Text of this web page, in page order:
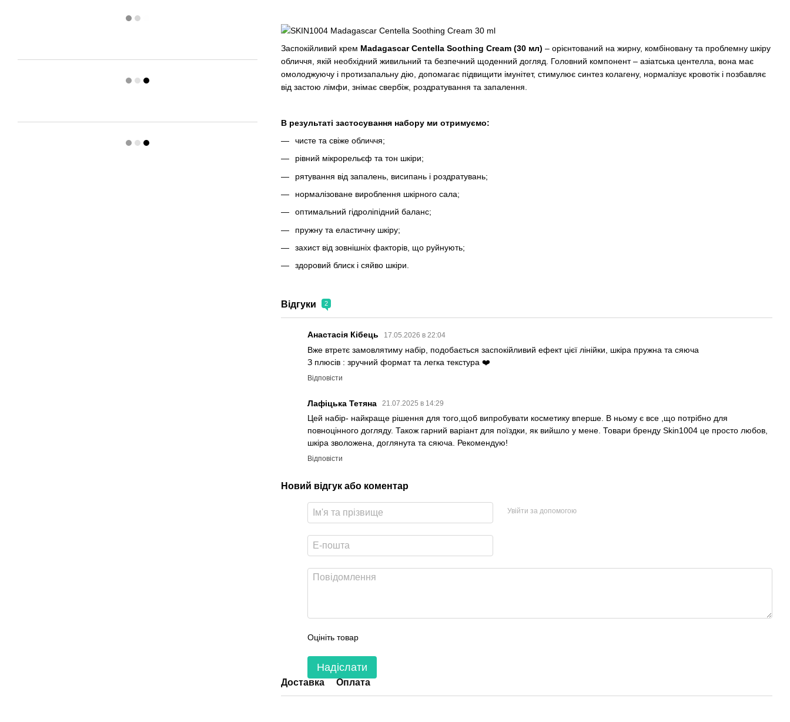
Заспокійливий крем Madagascar Centella Soothing Cream (30 мл) – орієнтований на жирну, комбіновану та проблемну шкіру
обличчя, якій необхідний живильний та безпечний щоденний догляд. Головний компонент – азіатська центелла, вона має
омолоджуючу і протизапальну дію, допомагає підвищити імунітет, стимулює синтез колагену, нормалізує кровотік і позбавляє
від застою лімфи, знімає свербіж, роздратування та запалення.
В результаті застосування набору ми отримуємо:
чисте та свіже обличчя;
рівний мікрорельєф та тон шкіри;
рятування від запалень, висипань і роздратувань;
нормалізоване вироблення шкірного сала;
оптимальний гідроліпідний баланс;
пружну та еластичну шкіру;
захист від зовнішніх факторів, що руйнують;
здоровий блиск і сяйво шкіри.
Відгуки 2
Анастасія Кібець 17.05.2026 в 22:04
Вже втретє замовлятиму набір, подобається заспокійливий ефект цієї лінійки, шкіра пружна та сяюча
З плюсів : зручний формат та легка текстура ❤️
Відповісти
Лафіцька Тетяна 21.07.2025 в 14:29
Цей набір- найкраще рішення для того,щоб випробувати косметику вперше. В ньому є все ,що потрібно для
повноцінного догляду. Також гарний варіант для поїздки, як вийшло у мене. Товари бренду Skin1004 це просто любов,
шкіра зволожена, доглянута та сяюча. Рекомендую!
Відповісти
Новий відгук або коментар
Увійти за допомогою
Оцініть товар
Надіслати
Доставка Оплата